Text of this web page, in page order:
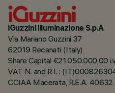
iGuzzini illuminazione S.p.A
Via Mariano Guzzini 37
62019 Recanati (Italy)
Share Capital €21.050.000,00
VAT N. and R.I. :
CCIAA Macerata, R.E.A. 40632